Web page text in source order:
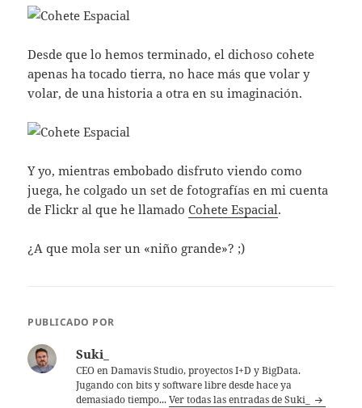
Desde que lo hemos terminado, el dichoso cohete
apenas ha tocado tierra, no hace más que volar y
volar, de una historia a otra en su imaginación.
Y yo, mientras embobado disfruto viendo como
juega, he colgado un set de fotografías en mi cuenta
de Flickr al que he llamadoCohete Espacial.
¿A que mola ser un «niño grande»? ;)
PUBLICADO POR
Suki_
CEO en Damavis Studio, proyectos I+D y BigData.
Jugando con bits y software libre desde hace ya
demasiado tiempo...Ver todas las entradas de Suki_